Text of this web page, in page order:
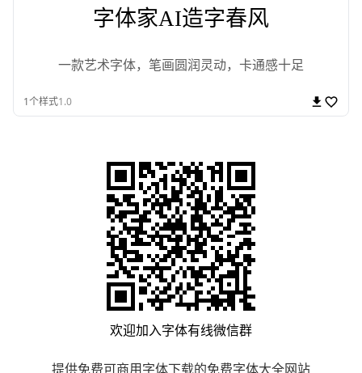
字体家AI造字春风
一款艺术字体，笔画圆润灵动，卡通感十足
1个样式1.0
欢迎加入字体有线微信群
提供免费可商用字体下载的免费字体大全网站